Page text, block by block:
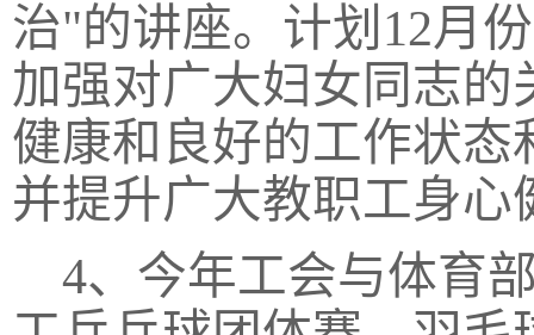
治"的讲座。计划12月
加强对广大妇女同志
健康和良好的工作状态
并提升广大教职工身
4、今年工会与体育